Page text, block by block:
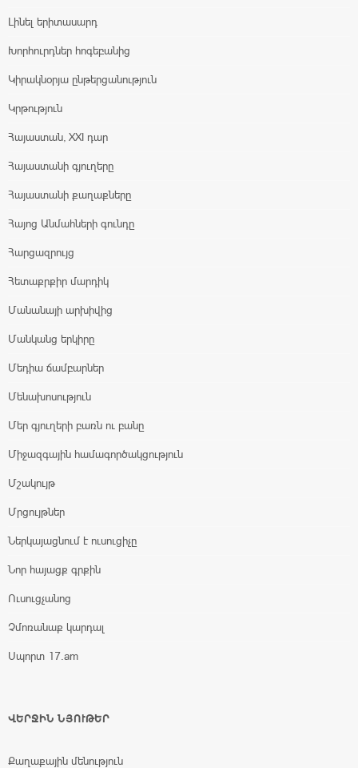
Լինել երիտասարդ
Խորհուրդներ հոգեբանից
Կիրակնօրյա ընթերցանություն
Կրթություն
Հայաստան, XXI դար
Հայաստանի գյուղերը
Հայաստանի քաղաքները
Հայոց Անմահների գունդը
Հարցազրույց
Հետաքրքիր մարդիկ
Մանանայի արխիվից
Մանկանց երկիրը
Մեդիա ճամբարներ
Մենախոսություն
Մեր գյուղերի բառն ու բանը
Միջազգային համագործակցություն
Մշակույթ
Մրցույթներ
Ներկայացնում է ուսուցիչը
Նոր հայացք գրքին
Ուսուցչանոց
Չմոռանաք կարդալ
Սպորտ 17.am
ՎԵՐՋԻՆ ՆՅՈՒԹԵՐ
Քաղաքային մենություն